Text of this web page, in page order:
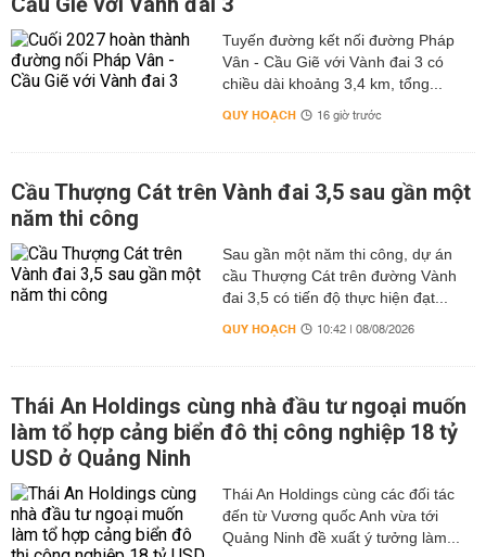
Tuyến đường kết nối đường Pháp
Vân - Cầu Giẽ với Vành đai 3 có
chiều dài khoảng 3,4 km, tổng...
QUY HOẠCH 16 giờ trước
Cầu Thượng Cát trên Vành đai 3,5 sau gần một
năm thi công
Sau gần một năm thi công, dự án
cầu Thượng Cát trên đường Vành
đai 3,5 có tiến độ thực hiện đạt...
QUY HOẠCH 10:42 | 08/08/2026
Thái An Holdings cùng nhà đầu tư ngoại muốn
làm tổ hợp cảng biển đô thị công nghiệp 18 tỷ
USD ở Quảng Ninh
Thái An Holdings cùng các đối tác
đến từ Vương quốc Anh vừa tới
Quảng Ninh đề xuất ý tưởng làm...